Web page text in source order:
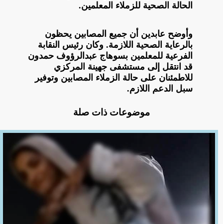
الحالة الصحية للزملاء المعلمين.
وأوضح عابدين أن جميع المصابين يحظون
بالرعاية الصحية اللازمة. وكان رئيس النقابة
الفرعية للمعلمين بسوهاج عبدالرؤوف حمدون
قد انتقل إلى مستشفى جهينة المركزي
للاطمئنان على حالة الزملاء المصابين وتوفير
سبل الدعم اللازم.
موضوعات ذات صلة